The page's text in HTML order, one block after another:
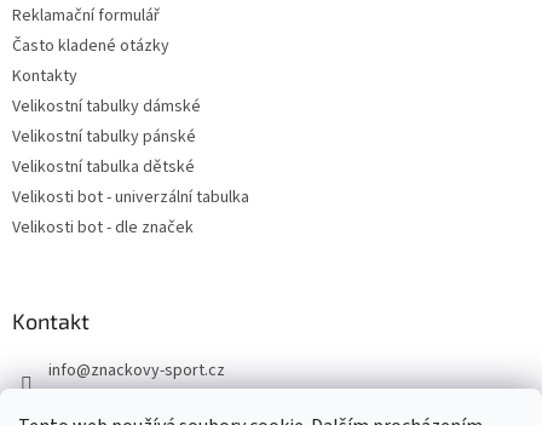
Reklamační formulář
Často kladené otázky
Kontakty
Velikostní tabulky dámské
Velikostní tabulky pánské
Velikostní tabulka dětské
Velikosti bot - univerzální tabulka
Velikosti bot - dle značek
Kontakt
info@znackovy-sport.cz